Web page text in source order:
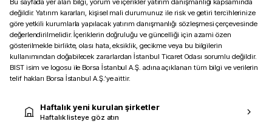
Bu sayfada yer alan bilgi, yorum ve içerikler yatırım danışmanlığı kapsamında
değildir. Yatırım kararları, kişisel mali durumunuz ile risk ve getiri tercihlerinize
göre yetkili kurumlarla yapılacak yatırım danışmanlığı sözleşmesi çerçevesinde
değerlendirilmelidir. İçeriklerin doğruluğu ve güncelliği için azami özen
gösterilmekle birlikte, olası hata, eksiklik, gecikme veya bu bilgilerin
kullanımından doğabilecek zararlardan İstanbul Ticaret Odası sorumlu değildir.
BIST isim ve logosu ile Borsa İstanbul A.Ş. adına açıklanan tüm bilgi ve verilerin
telif hakları Borsa İstanbul A.Ş.’ye aittir.
Haftalık yeni kurulan şirketler
Haftalık listeye göz atın